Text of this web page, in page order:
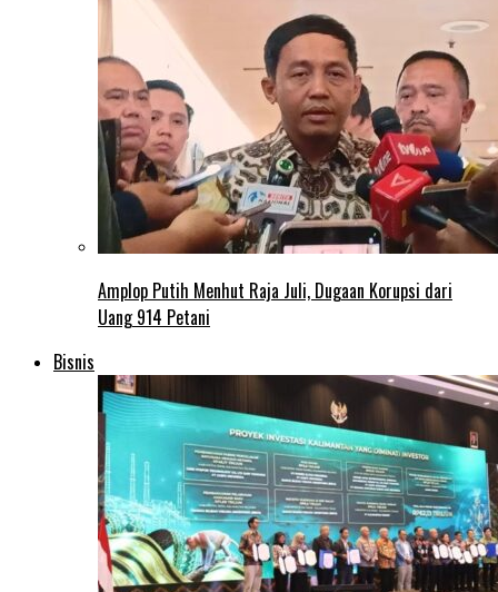
Amplop Putih Menhut Raja Juli, Dugaan Korupsi dari
Uang 914 Petani
Bisnis